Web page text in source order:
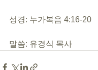
성경: 누가복음 4:16-20
말씀: 유경식 목사